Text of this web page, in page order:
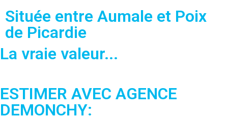
Située entre Aumale et Poix
de Picardie
La vraie valeur...
ESTIMER AVEC AGENCE
DEMONCHY: